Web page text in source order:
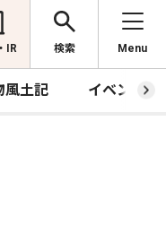
IR 検索 Menu
風土記 イベント